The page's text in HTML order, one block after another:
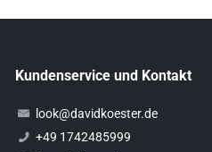
Kundenservice und Kontakt
look@davidkoester.de
+49 1742485999